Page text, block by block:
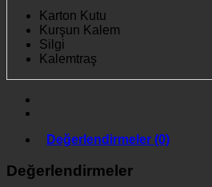
Karton Kutu
Kurşun Kalem
Silgi
Kalemtraş
Değerlendirmeler (0)
Değerlendirmeler